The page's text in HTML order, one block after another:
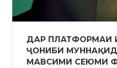
ДАР ПЛАТФОРМАИ
ҶОНИБИ
МАВСИМИ СЕЮМИ